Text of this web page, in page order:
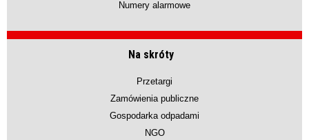
Numery alarmowe
Na skróty
Przetargi
Zamówienia publiczne
Gospodarka odpadami
NGO